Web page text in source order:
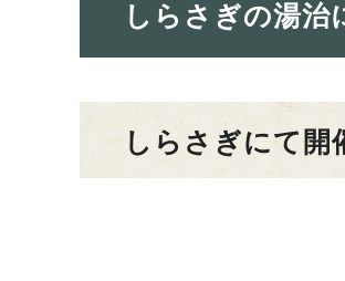
しらさぎの湯治
しらさぎにて開